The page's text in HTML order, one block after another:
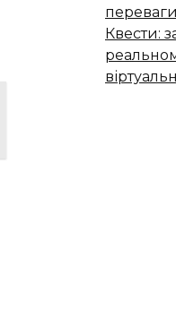
переваги
Квести: